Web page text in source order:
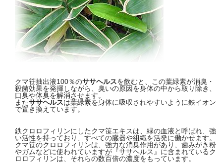
クマ笹抽出液100％のササヘルスを飲むと、この葉緑素が消臭・
殺菌効果を発揮しながら、臭いの原因を身体の中から取り除き、
口臭や体臭を解消させます。
またササヘルスは葉緑素を身体に吸収されやすいように鉄イオン
で置き換えています。
鉄クロロフィリンにしたクマ笹エキスは、緑の血液と呼ばれ、強
い活性を持っており、すべての臓器や組織を活発に働かせます。
クマ笹のクロロフィリンは、強力な消臭作用があり、歯みがき粉
やガムなどに使われていますが『ササヘルス』に含まれているク
ロロフィリンは、それらの数百倍の濃度をもっています。